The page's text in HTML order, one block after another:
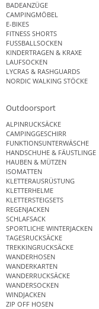
BADEANZÜGE
CAMPINGMÖBEL
E-BIKES
FITNESS SHORTS
FUSSBALLSOCKEN
KINDERTRAGEN & KRAXE
LAUFSOCKEN
LYCRAS & RASHGUARDS
NORDIC WALKING STÖCKE
Outdoorsport
ALPINRUCKSÄCKE
CAMPINGGESCHIRR
FUNKTIONSUNTERWÄSCHE
HANDSCHUHE & FÄUSTLINGE
HAUBEN & MÜTZEN
ISOMATTEN
KLETTERAUSRÜSTUNG
KLETTERHELME
KLETTERSTEIGSETS
REGENJACKEN
SCHLAFSACK
SPORTLICHE WINTERJACKEN
TAGESRUCKSÄCKE
TREKKINGRUCKSÄCKE
WANDERHOSEN
WANDERKARTEN
WANDERRUCKSÄCKE
WANDERSOCKEN
WINDJACKEN
ZIP OFF HOSEN